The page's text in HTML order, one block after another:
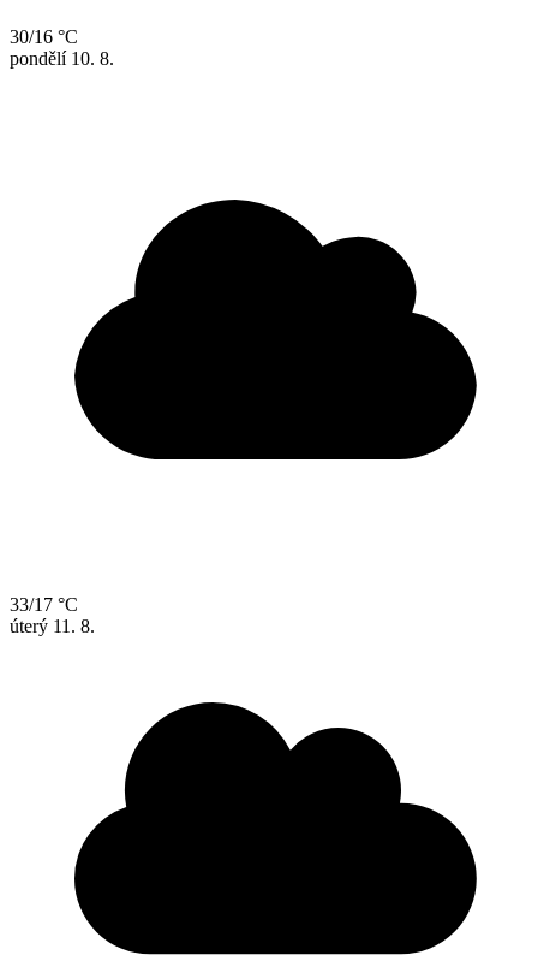
30/16 °C
pondělí 10. 8.
33/17 °C
úterý 11. 8.